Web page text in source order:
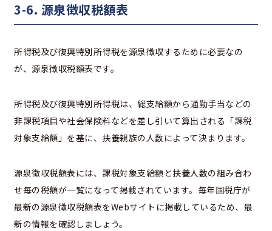
3-6. 源泉徴収税額表
所得税及び復興特別所得税を源泉徴収するために必要なの
が、源泉徴収税額表です。
所得税及び復興特別所得税は、総支給額から通勤手当などの
非課税項目や社会保険料などを差し引いて算出される「課税
対象支給額」を基に、扶養親族の人数によって決まります。
源泉徴収税額表には、課税対象支給額と扶養人数の組み合わ
せ毎の税額が一覧になって掲載されています。毎年国税庁が
最新の源泉徴収税額表をWebサイトに掲載しているため、最
新の情報を確認しましょう。